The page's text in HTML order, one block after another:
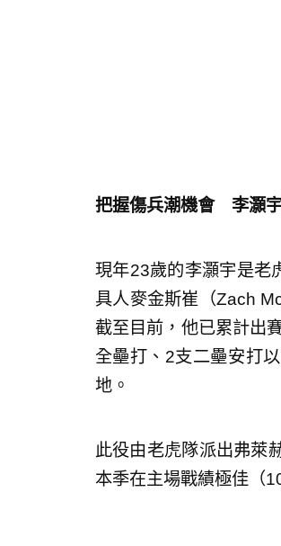
把握傷兵潮機會 李灝
現年23歲的李灝宇是老
具人麥金斯崔（Zach
截至目前，他已累計出
全壘打、2支二壘安打
地。
此役由老虎隊派出弗萊
本季在主場戰績極佳（